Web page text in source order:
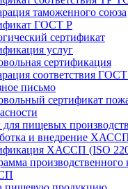
таможенного союза
ГОСТ Р
сертификат
услуг
сертификация
соответствия
письмо
сертификат
пищевых производств
и внедрение
ХАССП (ISO
производственного